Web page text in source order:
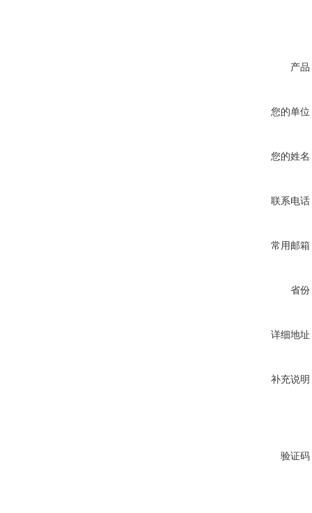
产品
您的单位
您的姓名
联系电话
常用邮箱
省份
详细地址
补充说明
验证码